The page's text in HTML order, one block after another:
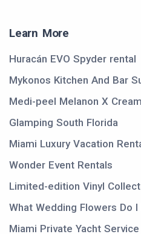
Learn More
Huracán EVO Spyder rental
Mykonos Kitchen And Bar
Medi-peel Melanon X Cream
Glamping South Florida
Miami Luxury Vacation
Wonder Event Rentals
Limited-edition Vinyl
What Wedding Flowers Do I
Miami Private Yacht Service